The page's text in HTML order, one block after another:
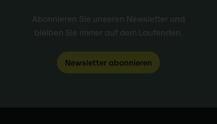
Abonnieren Sie unseren Newsletter und
bleiben Sie immer auf dem Laufenden.
Newsletter abonnieren